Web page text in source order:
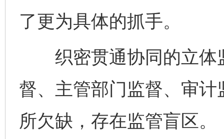
了更为具体的抓手。
织密贯通协同的立体
督、主管部门监督、审
所欠缺，存在监管盲区